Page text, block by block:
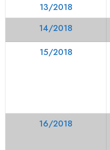
13/2018
14/2018
15/2018
16/2018